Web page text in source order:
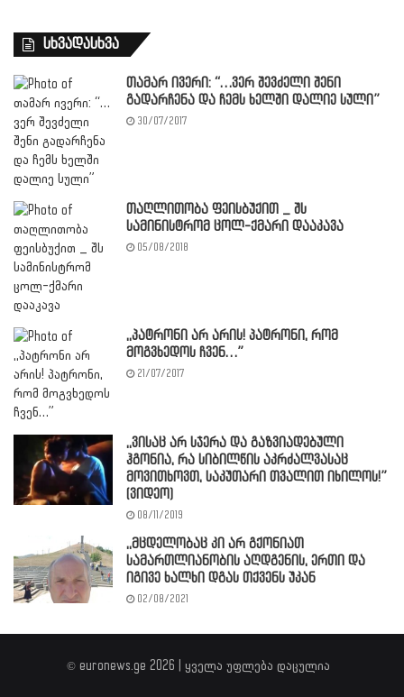
სხვადასხვა
თამარ ივერი: “…ვერ შევძელი შენი
გადარჩენა და ჩემს ხელში დალიე სული”
30/07/2017
თაღლითობა ფეისბუქით _ შს
სამინისტრომ ცოლ-ქმარი დააკავა
05/08/2018
,,პატრონი არ არის! პატრონი, რომ
მოგვხედოს ჩვენ…”
21/07/2017
,,ვისაც არ სჯერა და გაზვიადებული
ჰგონია, რა სიბილწის აკრძალვასაც
მოვითხოვთ, საკუთარი თვალით იხილოს!”
(ვიდეო)
08/11/2019
,,მცდელობაც კი არ გქონიათ
სამართლიანობის აღდგენის, ერთი და
იგივე ხალხი დგას თქვენს უკან
02/08/2021
© euronews.ge 2026 | ყველა უფლება დაცულია